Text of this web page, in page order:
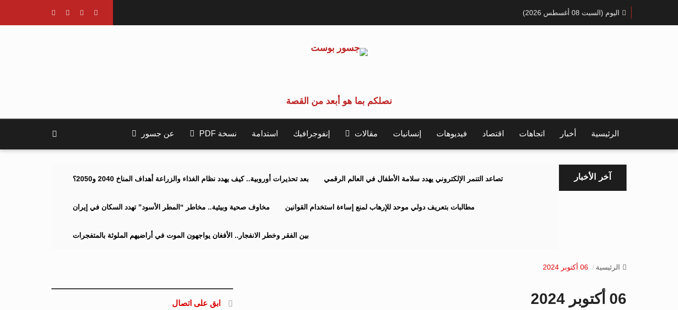
اليوم (السبت 08 أغسطس 2026)
نصلكم بما هو أبعد من القصة
الرئيسية أخبار اتجاهات اقتصاد فيديوهات إنسانيات مقالات إنفوجرافيك استدامة نسخة PDF عن جسور
آخر الأخبار بعد تحذيرات أوروبية.. كيف يهدد نظام الغذاء والزراعة أهداف المناخ 2040 و2050؟ تصاعد التنمر الإلكتروني يهدد سلامة الأطفال في العالم الرقمي
مخاوف صحية وبيئية.. مخاطر “المطر الأسود” تهدد السكان في إيران مطالبات بتعريف دولي موحد للإرهاب لمنع إساءة استخدام القوانين
بين الفقر وخطر الانفجار.. الأفغان يواجهون الموت في أراضيهم الملوثة بالمتفجرات
الرئيسية 06 أكتوبر 2024
06 أكتوبر 2024 ابق على اتصال